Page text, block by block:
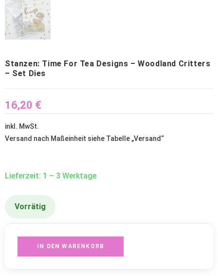
Stanzen: Time For Tea Designs – Woodland Critters
– Set Dies
16,20 €
inkl. MwSt.
Versand nach Maßeinheit siehe Tabelle „Versand “
Lieferzeit: 1 – 3 Werktage
Vorrätig
IN DEN WARENKORB